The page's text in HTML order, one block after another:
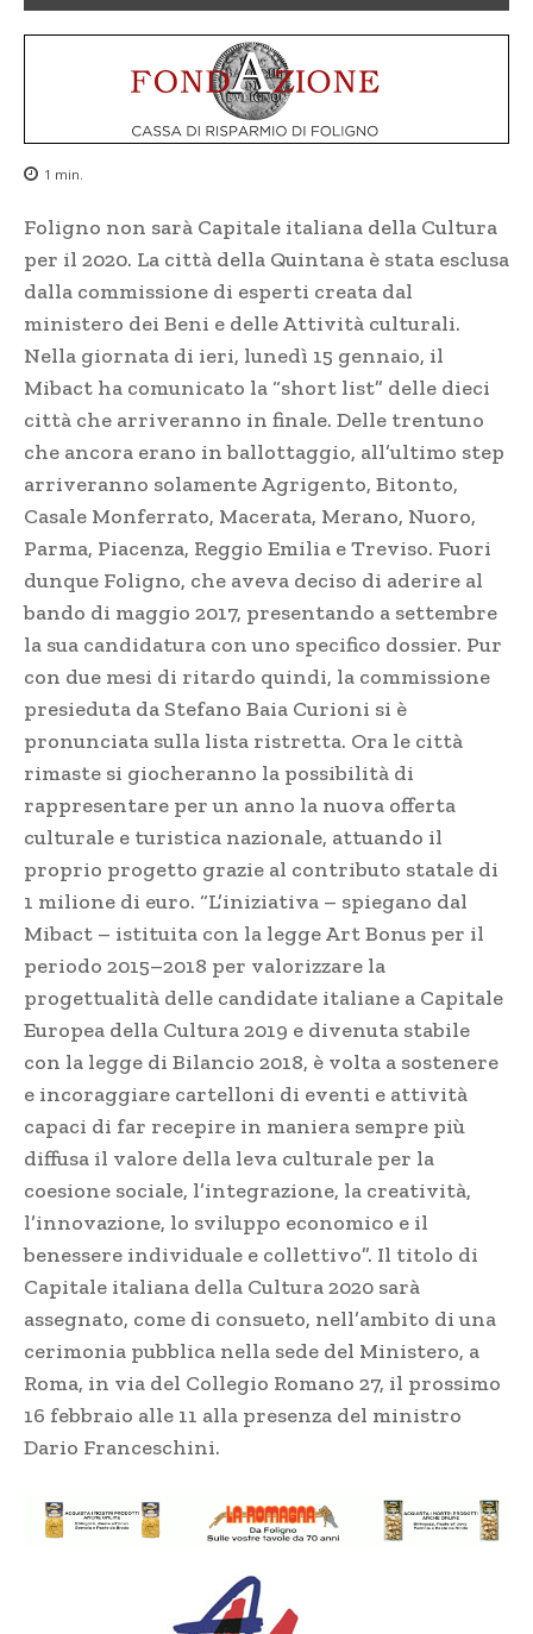
1 min.
Foligno non sarà Capitale italiana della Cultura
per il 2020. La città della Quintana è stata esclusa
dalla commissione di esperti creata dal
ministero dei Beni e delle Attività culturali.
Nella giornata di ieri, lunedì 15 gennaio, il
Mibact ha comunicato la “short list” delle dieci
città che arriveranno in finale. Delle trentuno
che ancora erano in ballottaggio, all’ultimo step
arriveranno solamente Agrigento, Bitonto,
Casale Monferrato, Macerata, Merano, Nuoro,
Parma, Piacenza, Reggio Emilia e Treviso. Fuori
dunque Foligno, che aveva deciso di aderire al
bando di maggio 2017, presentando a settembre
la sua candidatura con uno specifico dossier. Pur
con due mesi di ritardo quindi, la commissione
presieduta da Stefano Baia Curioni si è
pronunciata sulla lista ristretta. Ora le città
rimaste si giocheranno la possibilità di
rappresentare per un anno la nuova offerta
culturale e turistica nazionale, attuando il
proprio progetto grazie al contributo statale di
1 milione di euro. “L’iniziativa – spiegano dal
Mibact – istituita con la legge Art Bonus per il
periodo 2015–2018 per valorizzare la
progettualità delle candidate italiane a Capitale
Europea della Cultura 2019 e divenuta stabile
con la legge di Bilancio 2018, è volta a sostenere
e incoraggiare cartelloni di eventi e attività
capaci di far recepire in maniera sempre più
diffusa il valore della leva culturale per la
coesione sociale, l’integrazione, la creatività,
l’innovazione, lo sviluppo economico e il
benessere individuale e collettivo”. Il titolo di
Capitale italiana della Cultura 2020 sarà
assegnato, come di consueto, nell’ambito di una
cerimonia pubblica nella sede del Ministero, a
Roma, in via del Collegio Romano 27, il prossimo
16 febbraio alle 11 alla presenza del ministro
Dario Franceschini.